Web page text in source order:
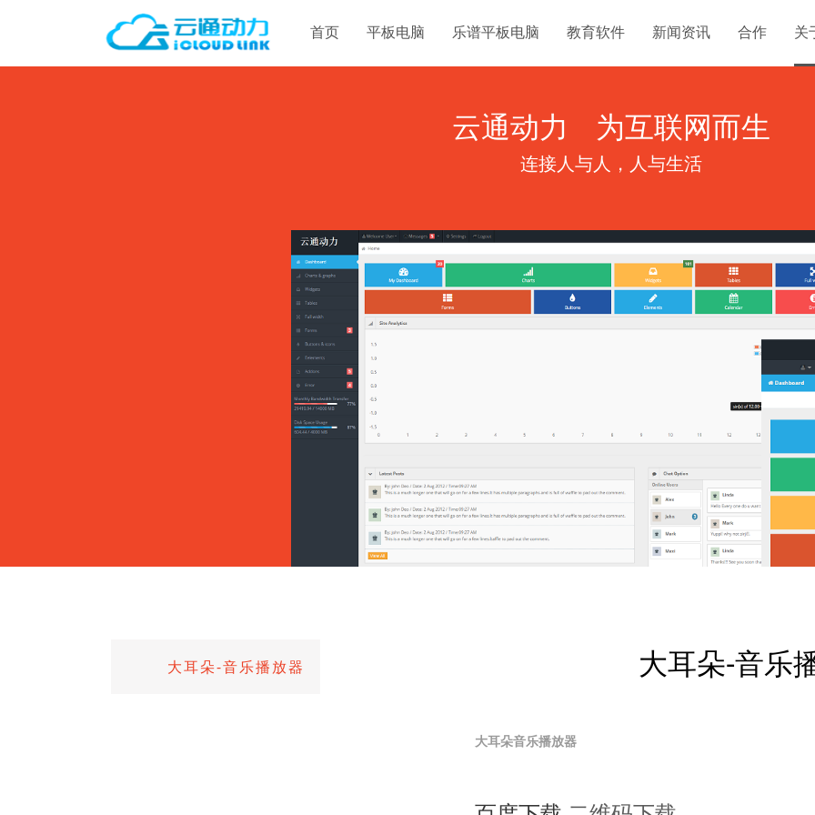
首页 平板电脑 乐谱平板电脑 教育软件 新闻资讯 合作 关
云通动力 为互联网而生
连接人与人，人与生活
大耳朵-音乐播放器 大耳朵-音乐
大耳朵音乐播放器